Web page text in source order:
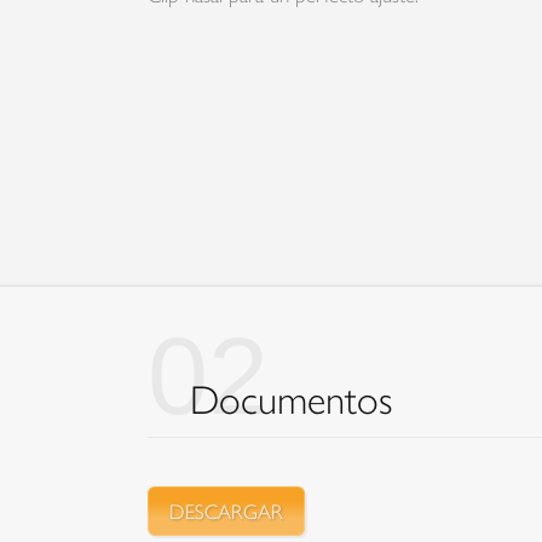
02
Documentos
DESCARGAR